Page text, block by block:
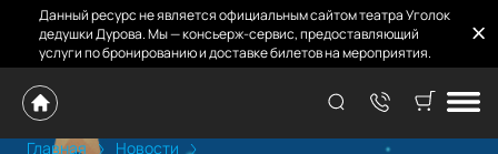
Данный ресурс не является официальным сайтом театра Уголок
дедушки Дурова. Мы — консьерж-сервис, предоставляющий
услуги по бронированию и доставке билетов на мероприятия.
Главная
Новости